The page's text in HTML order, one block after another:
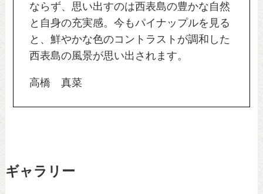
ならず、思い出すのは西表島の豊かな自然
と自身の充実感。今もパイナップルを見る
と、鮮やかな色のコントラストが調和した
西表島の風景が思い出されます。
高橋 真菜
ギャラリー